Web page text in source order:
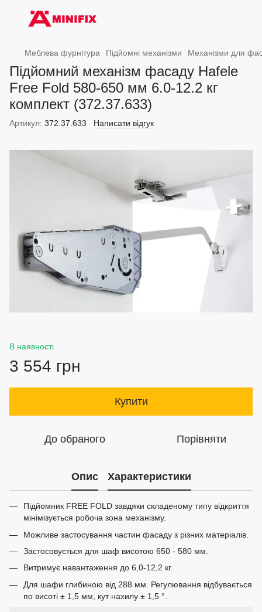
Меблева фурнітура Підйомні механізми Механізми для
Підйомний механізм фасаду Hafele
Free Fold 580-650 мм 6.0-12.2 кг
комплект (372.37.633)
Артикул: 372.37.633 Написати відгук
В наявності
3 554 грн
Купити
До обраного Порівняти
Опис Характеристики
Підйомник FREE FOLD завдяки складеному типу відкриття
мінімізується робоча зона механізму.
Можливе застосування частин фасаду з різних матеріалів.
Застосовується для шаф висотою 650 - 580 мм.
Витримує навантаження до 6,0-12,2 кг.
Для шафи глибиною від 288 мм. Регулювання відбувається
по висоті ± 1,5 мм, кут нахилу ± 1,5 °.